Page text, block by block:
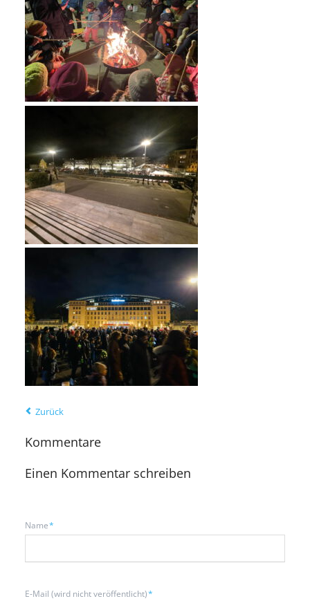
Zurück
Kommentare
Einen Kommentar schreiben
Pflichtfeld
Name*
Pflichtfeld
E-Mail (wird nicht veröffentlicht)*